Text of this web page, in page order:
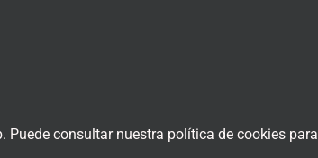
Puede consultar nuestra política de cookies para